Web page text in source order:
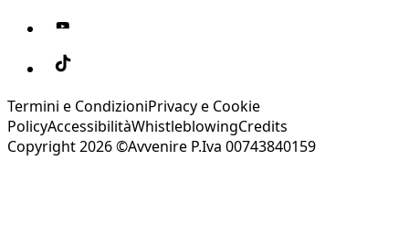
Termini e CondizioniPrivacy e Cookie
PolicyAccessibilitàWhistleblowingCredits
Copyright 2026 ©Avvenire P.Iva 00743840159